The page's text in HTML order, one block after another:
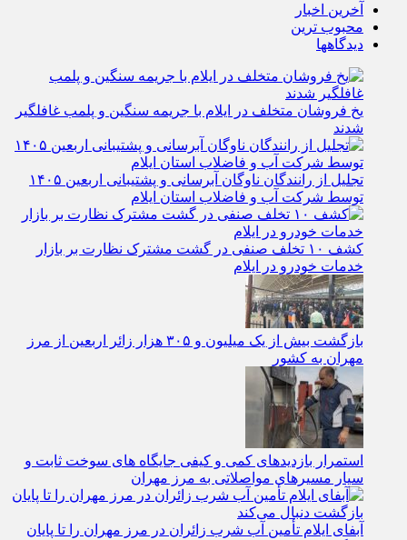
آخرین اخبار
محبوب ترین
دیدگاهها
یخ‌ فروشان متخلف در ایلام با جریمه سنگین و پلمب غافلگیر
شدند
تجلیل از رانندگان ناوگان آبرسانی و پشتیبانی اربعین ۱۴۰۵
توسط شرکت آب و فاضلاب استان ایلام
کشف ۱۰ تخلف صنفی در گشت مشترک نظارت بر بازار
خدمات خودرو در ایلام
بازگشت بیش از یک میلیون و ۳۰۵ هزار زائر اربعین از مرز
مهران به کشور
استمرار بازدیدهای کمی و کیفی جایگاه‌ های سوخت ثابت و
سیار مسیرهای مواصلاتی به مرز مهران
آبفای ایلام تأمین آب شرب زائران در مرز مهران را تا پایان